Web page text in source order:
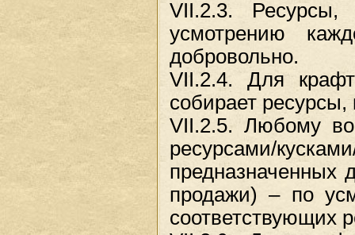
VII.2.3.
усмотрению
добровольно.
VII.2.4. Для
собирает ресурсы,
VII.2.5. Любому
ресурсами/
предназначенных
продажи) – по
соответствующих